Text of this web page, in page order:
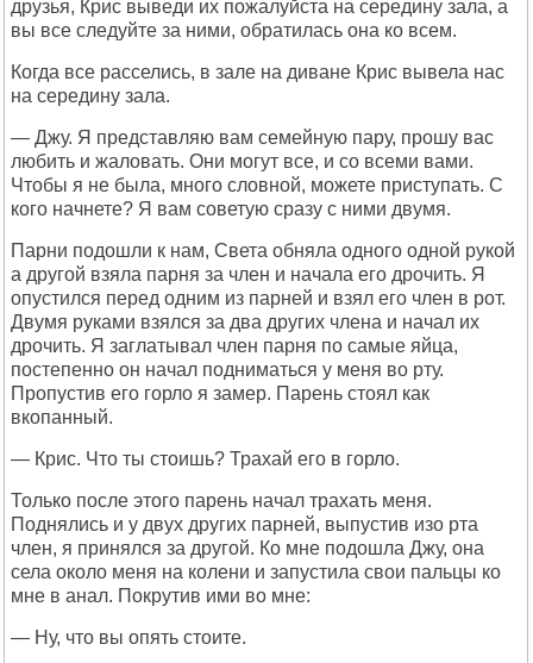
друзья, Крис выведи их пожалуйста на середину зала, а
вы все следуйте за ними, обратилась она ко всем.
Когда все расселись, в зале на диване Крис вывела нас
на середину зала.
— Джу. Я представляю вам семейную пару, прошу вас
любить и жаловать. Они могут все, и со всеми вами.
Чтобы я не была, много словной, можете приступать. С
кого начнете? Я вам советую сразу с ними двумя.
Парни подошли к нам, Света обняла одного одной рукой
а другой взяла парня за член и начала его дрочить. Я
опустился перед одним из парней и взял его член в рот.
Двумя руками взялся за два других члена и начал их
дрочить. Я заглатывал член парня по самые яйца,
постепенно он начал подниматься у меня во рту.
Пропустив его горло я замер. Парень стоял как
вкопанный.
— Крис. Что ты стоишь? Трахай его в горло.
Только после этого парень начал трахать меня.
Поднялись и у двух других парней, выпустив изо рта
член, я принялся за другой. Ко мне подошла Джу, она
села около меня на колени и запустила свои пальцы ко
мне в анал. Покрутив ими во мне:
— Ну, что вы опять стоите.